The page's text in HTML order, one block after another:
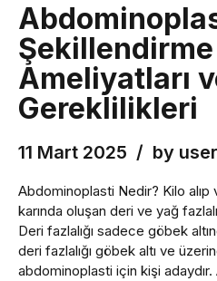
Şekillendirme
Ameliyatları
Gereklilikleri
11 Mart 2025 by user
Abdominoplasti Nedir? Kilo alıp
karında oluşan deri ve yağ
Deri fazlalığı sadece göbek
deri fazlalığı göbek altı ve
abdominoplasti için kişi